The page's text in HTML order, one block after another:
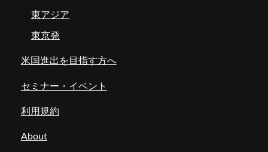
東アジア
東京発
米国進出を目指す方へ
セミナー・イベント
利用規約
About